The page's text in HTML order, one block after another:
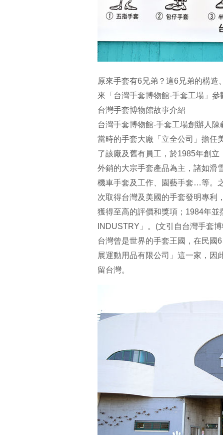
原來手套有6兄弟？這6兄弟的構
來「台灣手套博物館-手套工場」參
台灣手套博物館故事介紹
台灣手套博物館-手套工場創辦人
當時的手套大廠「立全公司」擔任
了該廠及舊有員工，於1985年創
外銷的大宗手套產品為主，諸如滑
機車手套及工作、園藝手套…等。
次取得台灣及美國的手套發明專利
獲得至高的評價和獎項；1984年
INDUSTRY」。(文引自台灣手套
台灣曾是世界的手套王國，在民國
展運動用品有限公司」這一家，因
留台灣。